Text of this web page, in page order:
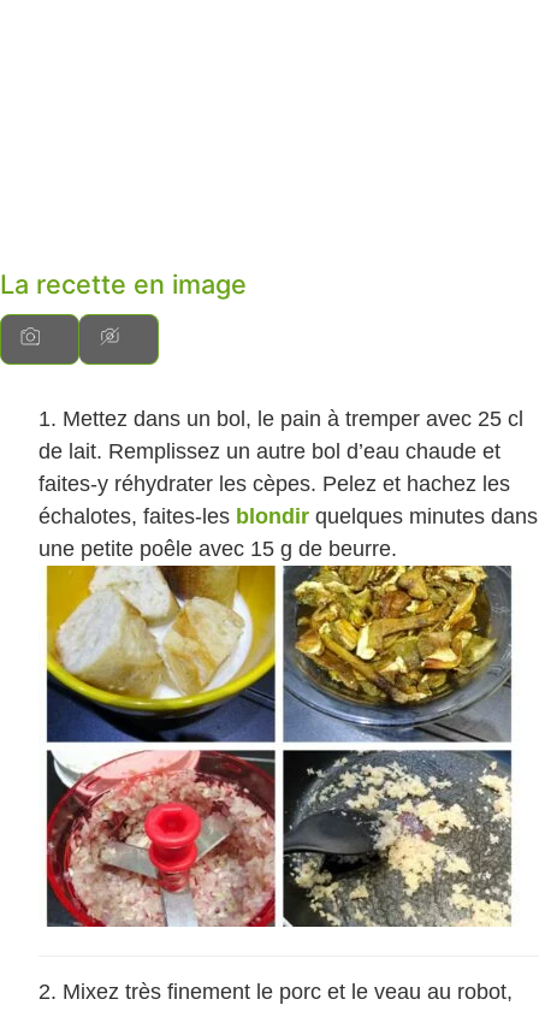
La recette en image
Mettez dans un bol, le pain à tremper avec 25 cl
de lait. Remplissez un autre bol d’eau chaude et
faites-y réhydrater les cèpes. Pelez et hachez les
échalotes, faites-les blondir quelques minutes dans
une petite poêle avec 15 g de beurre.
Mixez très finement le porc et le veau au robot,